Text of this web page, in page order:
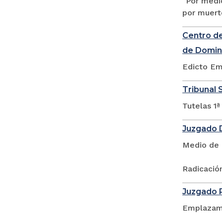
por
Centro
de
Edicto
Tribunal
Tutelas
Juzgado
Medio de
Juzgado